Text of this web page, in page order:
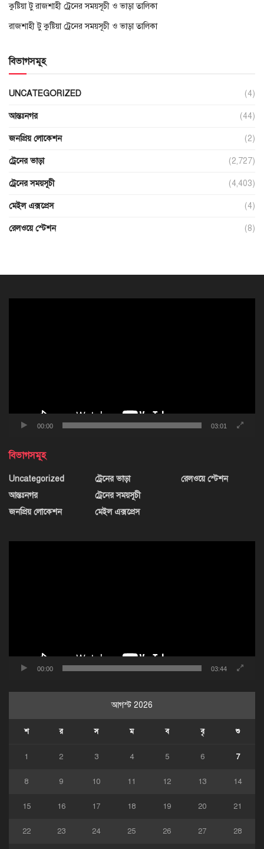
কুষ্টিয়া টু রাজশাহী ট্রেনের সময়সূচী ও ভাড়া তালিকা
রাজশাহী টু কুষ্টিয়া ট্রেনের সময়সূচী ও ভাড়া তালিকা
বিভাগসমূহ
UNCATEGORIZED (4)
আন্তঃনগর (44)
জনপ্রিয় লোকেশন (2)
ট্রেনের ভাড়া (2,727)
ট্রেনের সময়সূচী (4,403)
মেইল এক্সপ্রেস (4)
রেলওয়ে স্টেশন (8)
00:00 03:01
বিভাগসমূহ
Uncategorized
আন্তঃনগর
জনপ্রিয় লোকেশন
ট্রেনের ভাড়া
ট্রেনের সময়সূচী
মেইল এক্সপ্রেস
রেলওয়ে স্টেশন
00:00 03:44
আগস্ট 2026
শ র স ম ব বৃ শু
1 2 3 4 5 6 7
8 9 10 11 12 13 14
15 16 17 18 19 20 21
22 23 24 25 26 27 28